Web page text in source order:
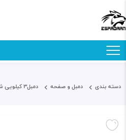
دسته بندی دمبل و صفحه دمبل3 کیلویی شش ضلعی چرم صادراتی